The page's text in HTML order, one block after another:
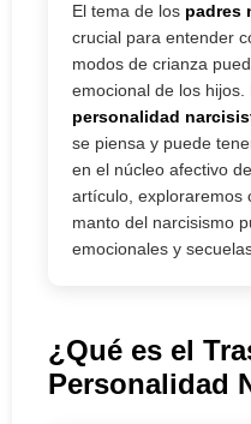
El tema de los padres
crucial para entender
modos de crianza
emocional de los hijos.
personalidad
se piensa y puede
en el núcleo afectivo
artículo, exploraremos
manto del narcisismo
emocionales y
¿Qué es el
Personalidad